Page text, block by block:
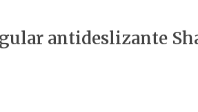
antideslizante